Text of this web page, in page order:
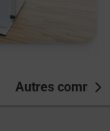
Autres